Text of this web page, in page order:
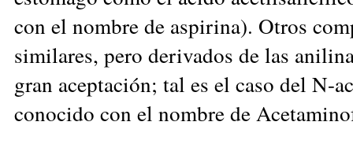
con el nombre de aspirina). Otros
similares, pero derivados de las
gran aceptación; tal es el caso del N-
conocido con el nombre de